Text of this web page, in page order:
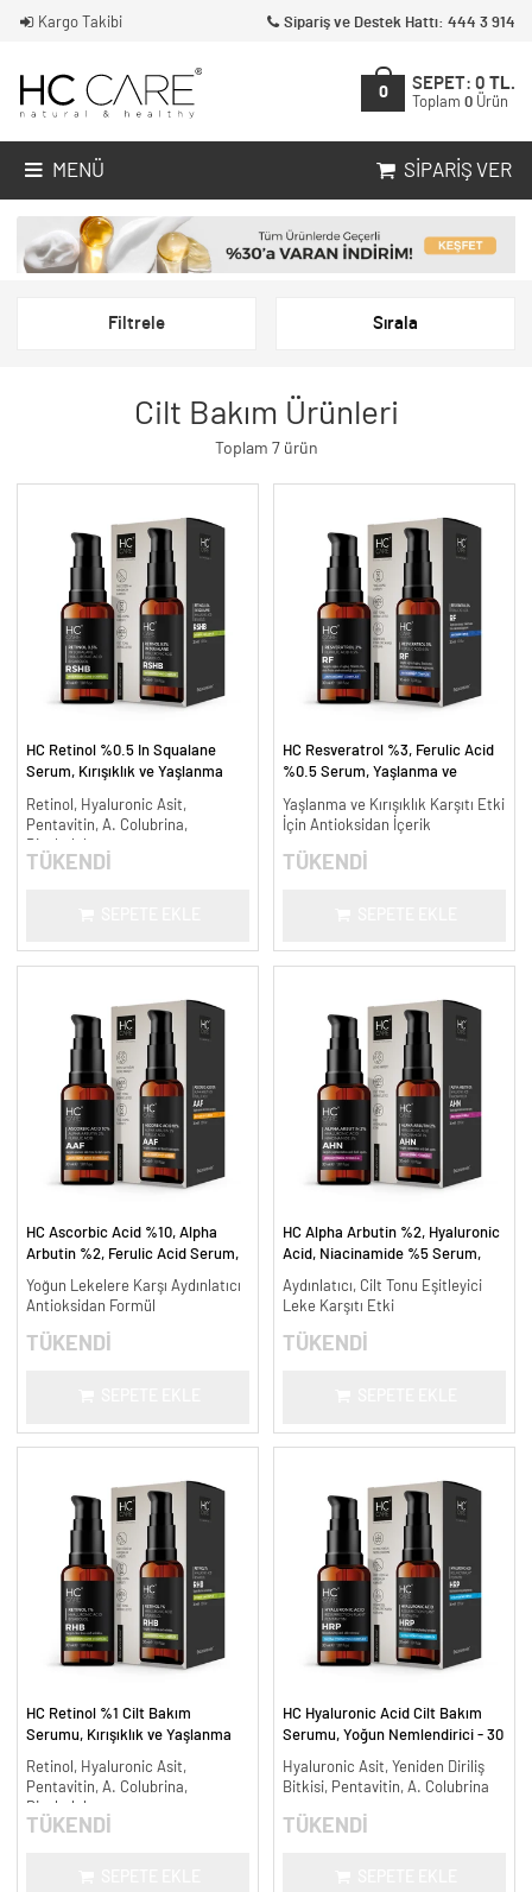
Kargo Takibi Sipariş ve Destek Hattı: 444 3 914
0
SEPET: 0 TL.
Toplam 0 Ürün
MENÜ SIPARIŞ VER
Filtrele Sırala
Cilt Bakım Ürünleri
Toplam 7 ürün
HC Retinol %0.5 In Squalane
Serum, Kırışıklık ve Yaşlanma
Retinol, Hyaluronic Asit,
Pentavitin, A. Colubrina,
Bisabolol
TÜKENDİ
HC Resveratrol %3, Ferulic Acid
%0.5 Serum, Yaşlanma ve
Yaşlanma ve Kırışıklık Karşıtı Etki
İçin Antioksidan İçerik
TÜKENDİ
HC Ascorbic Acid %10, Alpha
Arbutin %2, Ferulic Acid Serum,
ml.
Yoğun Lekelere Karşı Aydınlatıcı
Antioksidan Formül
TÜKENDİ
HC Alpha Arbutin %2, Hyaluronic
Acid, Niacinamide %5 Serum,
ml.
Aydınlatıcı, Cilt Tonu Eşitleyici
Leke Karşıtı Etki
TÜKENDİ
HC Retinol %1 Cilt Bakım
Serumu, Kırışıklık ve Yaşlanma
Retinol, Hyaluronic Asit,
Pentavitin, A. Colubrina,
Bisabolol
TÜKENDİ
HC Hyaluronic Acid Cilt Bakım
Serumu, Yoğun Nemlendirici - 30
Hyaluronic Asit, Yeniden Diriliş
Bitkisi, Pentavitin, A. Colubrina
TÜKENDİ